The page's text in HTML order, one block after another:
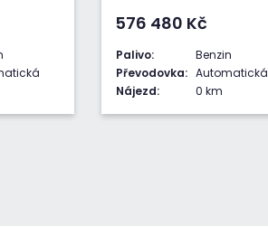
576 480 Kč
Palivo:
Benzin
Převodovka: Automatická
Nájezd:
0 km